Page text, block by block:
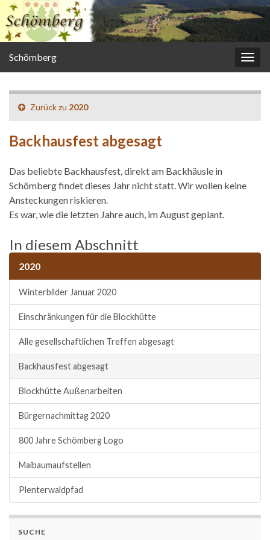
Schömberg
Zurück zu 2020
Backhausfest abgesagt
Das beliebte Backhausfest, direkt am Backhäusle in
Schömberg findet dieses Jahr nicht statt. Wir wollen keine
Ansteckungen riskieren.
Es war, wie die letzten Jahre auch, im August geplant.
In diesem Abschnitt
2020
Winterbilder Januar 2020
Einschränkungen für die Blockhütte
Alle gesellschaftlichen Treffen abgesagt
Backhausfest abgesagt
Blockhütte Außenarbeiten
Bürgernachmittag 2020
800 Jahre Schömberg Logo
Maibaumaufstellen
Plenterwaldpfad
SUCHE